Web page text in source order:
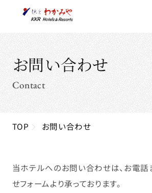
お問い合わせ
Contact
TOP お問い合わせ
当ホテルへのお問い合わせは、お電
せフォームより承っております。